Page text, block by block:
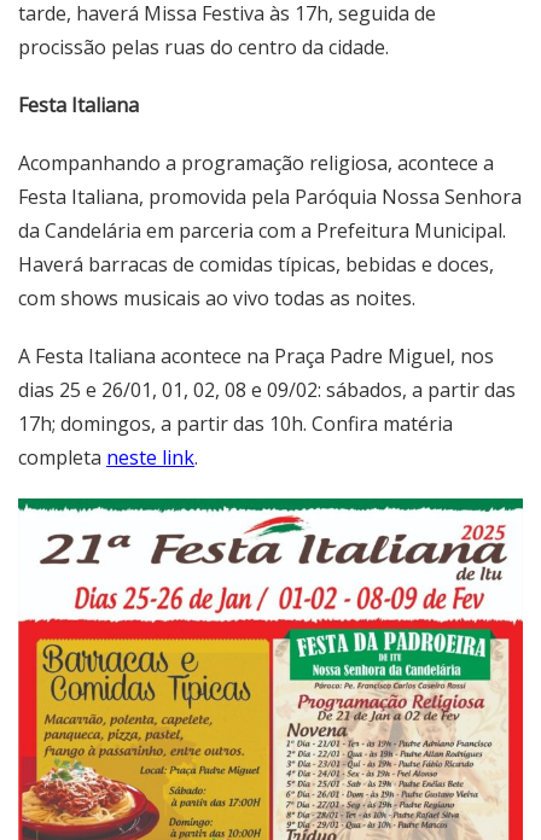
tarde, haverá Missa Festiva às 17h, seguida de
procissão pelas ruas do centro da cidade.
Festa Italiana
Acompanhando a programação religiosa, acontece a
Festa Italiana, promovida pela Paróquia Nossa Senhora
da Candelária em parceria com a Prefeitura Municipal.
Haverá barracas de comidas típicas, bebidas e doces,
com shows musicais ao vivo todas as noites.
A Festa Italiana acontece na Praça Padre Miguel, nos
dias 25 e 26/01, 01, 02, 08 e 09/02: sábados, a partir das
17h; domingos, a partir das 10h. Confira matéria
completa neste link.